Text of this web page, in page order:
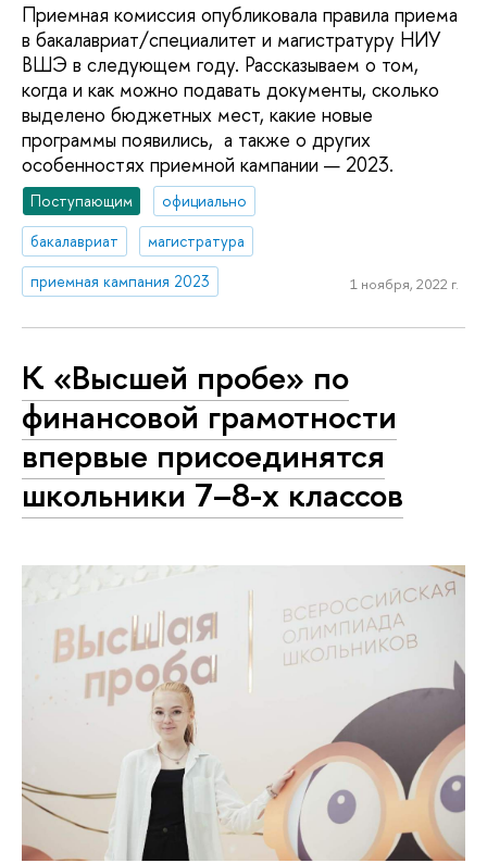
Приемная комиссия опубликовала правила приема
в бакалавриат/специалитет и магистратуру НИУ
ВШЭ в следующем году. Рассказываем о том,
когда и как можно подавать документы, сколько
выделено бюджетных мест, какие новые
программы появились, а также о других
особенностях приемной кампании — 2023.
Поступающим
официально
бакалавриат
магистратура
приемная кампания 2023
1 ноября, 2022 г.
К «Высшей пробе» по
финансовой грамотности
впервые присоединятся
школьники 7–8-х классов